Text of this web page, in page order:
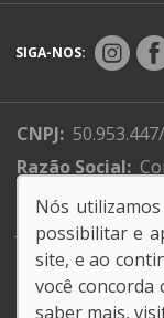
SIGA-NOS:
CNPJ:
Razão Social:
Endereço Matriz:
Jundiaí -SP
Nós
possibilitar e
site, e ao
você concorda
saber mais,